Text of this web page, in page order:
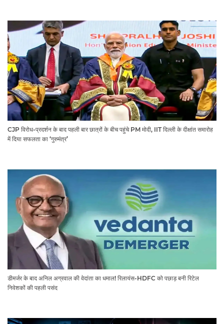
CJP विरोध-प्रदर्शन के बाद पहली बार छात्रों के बीच पहुंचे PM मोदी, IIT दिल्ली के दीक्षांत समारोह
में दिया सफलता का ‘गुरुमंत्र’
डीमर्जर के बाद अनिल अग्रवाल की वेदांता का धमाल! रिलायंस-HDFC को पछाड़ बनी रिटेल
निवेशकों की पहली पसंद